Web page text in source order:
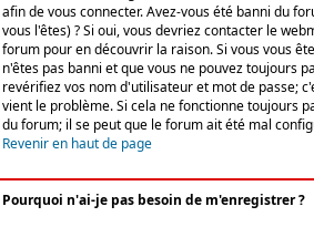
afin de vous connecter. Avez-vous été banni du
vous l'êtes) ? Si oui, vous devriez contacter le
forum pour en découvrir la raison. Si vous vous
n'êtes pas banni et que vous ne pouvez toujours
revérifiez vos nom d'utilisateur et mot de passe;
vient le problème. Si cela ne fonctionne toujours
du forum; il se peut que le forum ait été mal
Revenir en haut de page
Pourquoi n'ai-je pas besoin de m'enregistrer ?